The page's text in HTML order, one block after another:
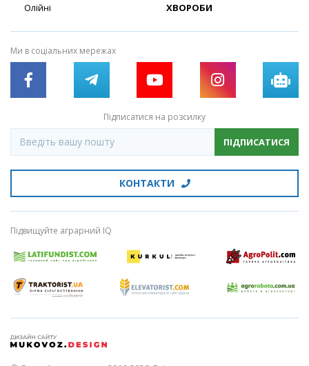
Олійні ХВОРОБИ
Ми в соціальних мережах
Підписатися на розсилку
ПІДПИСАТИСЯ
КОНТАКТИ
Підвищуйте аграрний IQ